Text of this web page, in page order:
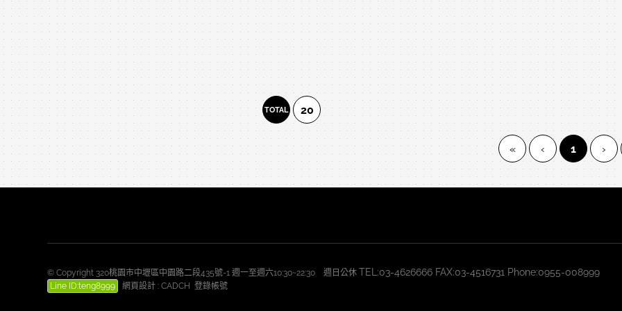
TOTAL 20
« ‹ 1(current)
›
© Copyright 320桃園市中壢區中園路二段435號-1 週一至週六10:30~22:30 週日公休 TEL:03-4626666 FAX:03-4516731 Phone:0955-008999
Line ID:teng8999 網頁設計 : CADCH 登錄帳號